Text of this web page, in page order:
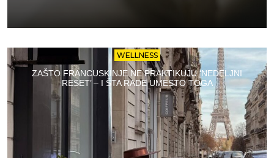
WELLNESS
ZAŠTO FRANCUSKINJE NE PRAKTIKUJU ‘NEDELJNI
RESET’ – I ŠTA RADE UMESTO TOGA